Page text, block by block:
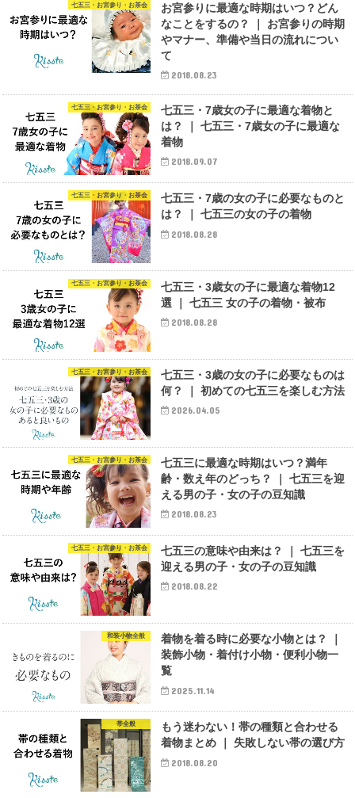
七五三・お宮参り・お茶会
お宮参りに最適な時期はいつ？どん
なことをするの？ ｜ お宮参りの時期
やマナー、準備や当日の流れについ
て
2018.08.23
七五三・お宮参り・お茶会
七五三・7歳女の子に最適な着物と
は？ ｜ 七五三・7歳女の子に最適な
着物
2018.09.07
七五三・お宮参り・お茶会
七五三・7歳の女の子に必要なものと
は？ ｜ 七五三の女の子の着物
2018.08.28
七五三・お宮参り・お茶会
七五三・3歳女の子に最適な着物12
選 ｜ 七五三 女の子の着物・被布
2018.08.28
七五三・お宮参り・お茶会
七五三・3歳の女の子に必要なものは
何？ ｜ 初めての七五三を楽しむ方法
2026.04.05
七五三・お宮参り・お茶会
七五三に最適な時期はいつ？満年
齢・数え年のどっち？ ｜ 七五三を迎
える男の子・女の子の豆知識
2018.08.23
七五三・お宮参り・お茶会
七五三の意味や由来は？ ｜ 七五三を
迎える男の子・女の子の豆知識
2018.08.22
和装小物全般
着物を着る時に必要な小物とは？ ｜
装飾小物・着付け小物・便利小物一
覧
2025.11.14
帯全般
もう迷わない！帯の種類と合わせる
着物まとめ ｜ 失敗しない帯の選び方
2018.08.20